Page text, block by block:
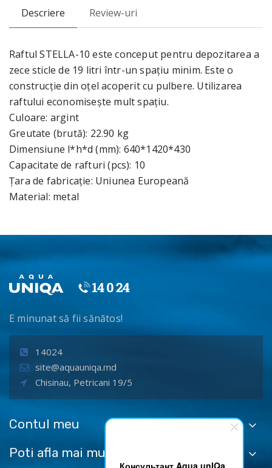
Консультант Aqua unIQa
Descriere Review-uri
Raftul STELLA-10 este conceput pentru depozitarea a
zece sticle de 19 litri într-un spațiu minim. Este o
construcție din oțel acoperit cu pulbere. Utilizarea
raftului economisește mult spațiu.
Culoare: argint
Greutate (brută): 22.90 kg
Dimensiune l*h*d (mm): 640*1420*430
Capacitate de rafturi (pcs): 10
Țara de fabricație: Uniunea Europeană
Material: metal
E minunat să fii sănătos!
14024
site@aquauniqa.md
Chisinau, Petricani 19/5
Contul meu
Poti afla mai multe despre